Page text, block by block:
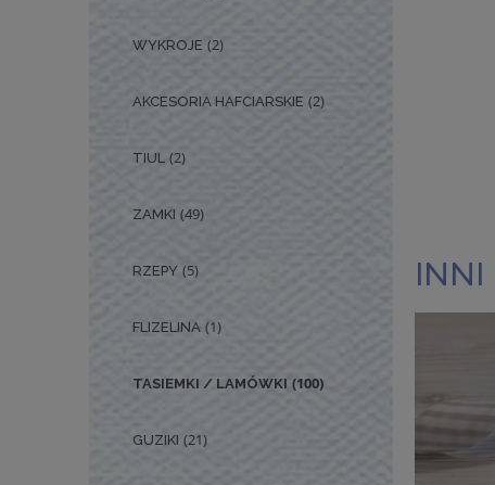
WYKROJE (2)
AKCESORIA HAFCIARSKIE (2)
TIUL (2)
ZAMKI (49)
RZEPY (5)
FLIZELINA (1)
TASIEMKI / LAMÓWKI (100)
GUZIKI (21)
INNI